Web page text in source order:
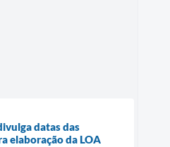
datas das
elaboração da LOA